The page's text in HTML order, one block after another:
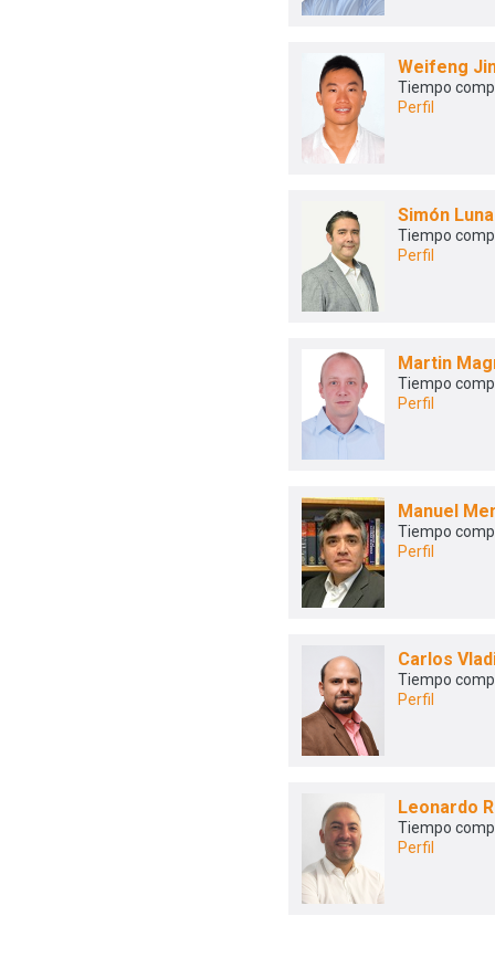
Weifeng
Tiempo
Perfil
Simón
Tiempo
Perfil
Martin
Tiempo
Perfil
Manuel
Tiempo
Perfil
Carlos
Tiempo
Perfil
Leonardo
Tiempo
Perfil